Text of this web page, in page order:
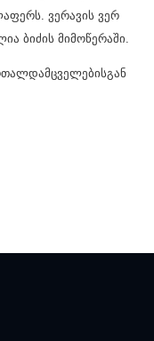
ვერავის ვერ
ბიძის მიმოწერაში.